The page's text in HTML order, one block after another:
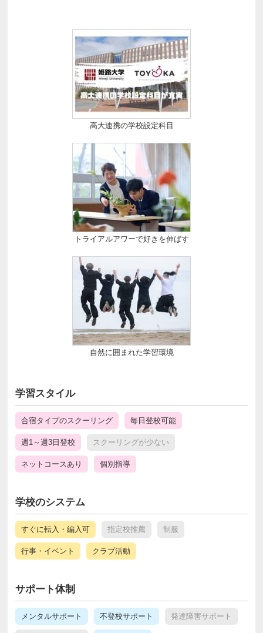
高大連携の学校設定科目
トライアルアワーで好きを伸ばす
自然に囲まれた学習環境
学習スタイル
合宿タイプのスクーリング 毎日登校可能
週1～週3日登校 スクーリングが少ない
ネットコースあり 個別指導
学校のシステム
すぐに転入・編入可 指定校推薦 制服
行事・イベント クラブ活動
サポート体制
メンタルサポート 不登校サポート 発達障害サポート